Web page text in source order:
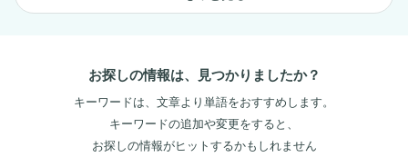
お探しの情報は、見つかりましたか？
キーワードは、文章より単語をおすすめします。
キーワードの追加や変更をすると、
お探しの情報がヒットするかもしれません